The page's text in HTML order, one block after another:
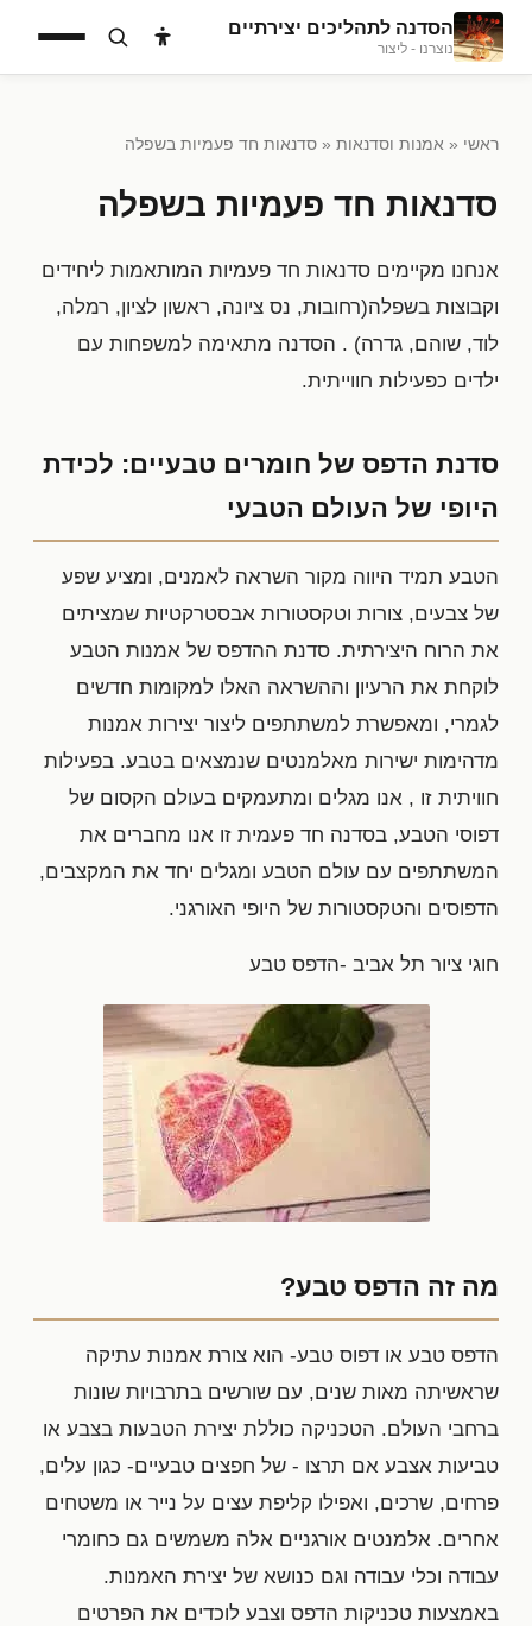
הסדנה לתהליכים יצירתיים
נוצרנו - ליצור
ראשי « אמנות וסדנאות « סדנאות חד פעמיות בשפלה
סדנאות חד פעמיות בשפלה
אנחנו מקיימים סדנאות חד פעמיות המותאמות ליחידים
וקבוצות בשפלה(רחובות, נס ציונה, ראשון לציון, רמלה,
לוד, שוהם, גדרה) . הסדנה מתאימה למשפחות עם
ילדים כפעילות חווייתית.
סדנת הדפס של חומרים טבעיים: לכידת
היופי של העולם הטבעי
הטבע תמיד היווה מקור השראה לאמנים, ומציע שפע
של צבעים, צורות וטקסטורות אבסטרקטיות שמציתים
את הרוח היצירתית. סדנת ההדפס של אמנות הטבע
לוקחת את הרעיון וההשראה האלו למקומות חדשים
לגמרי, ומאפשרת למשתתפים ליצור יצירות אמנות
מדהימות ישירות מאלמנטים שנמצאים בטבע. בפעילות
חוויתית זו , אנו מגלים ומתעמקים בעולם הקסום של
דפוסי הטבע, בסדנה חד פעמית זו אנו מחברים את
המשתתפים עם עולם הטבע ומגלים יחד את המקצבים,
הדפוסים והטקסטורות של היופי האורגני.
חוגי ציור תל אביב -הדפס טבע
מה זה הדפס טבע?
הדפס טבע או דפוס טבע- הוא צורת אמנות עתיקה
שראשיתה מאות שנים, עם שורשים בתרבויות שונות
ברחבי העולם. הטכניקה כוללת יצירת הטבעות בצבע או
טביעות אצבע אם תרצו - של חפצים טבעיים- כגון עלים,
פרחים, שרכים, ואפילו קליפת עצים על נייר או משטחים
אחרים. אלמנטים אורגניים אלה משמשים גם כחומרי
עבודה וכלי עבודה וגם כנושא של יצירת האמנות.
באמצעות טכניקות הדפס וצבע לוכדים את הפרטים